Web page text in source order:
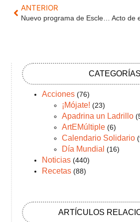
ANTERIOR
CATEGORÍAS
Acciones (76)
¡Mójate! (23)
Apadrina un Ladrillo
ArtEMúltiple (6)
Calendario Solidario
Día Mundial (16)
Noticias (440)
Recetas (88)
ARTÍCULOS